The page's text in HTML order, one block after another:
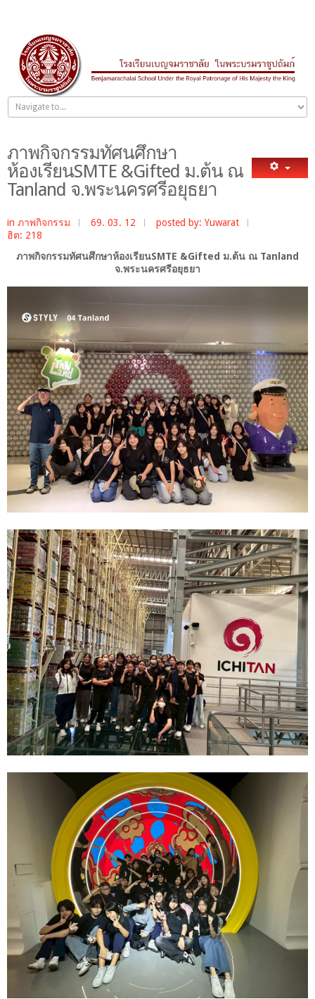
ภาพกิจกรรมทัศนศึกษา
ห้องเรียนSMTE &Gifted ม.ต้น ณ
Tanland จ.พระนครศรีอยุธยา
in ภาพกิจกรรม 69. 03. 12
posted by: Yuwarat
ฮิต: 218
ภาพกิจกรรมทัศนศึกษาห้องเรียนSMTE &Gifted ม.ต้น ณ Tanland
จ.พระนครศรีอยุธยา